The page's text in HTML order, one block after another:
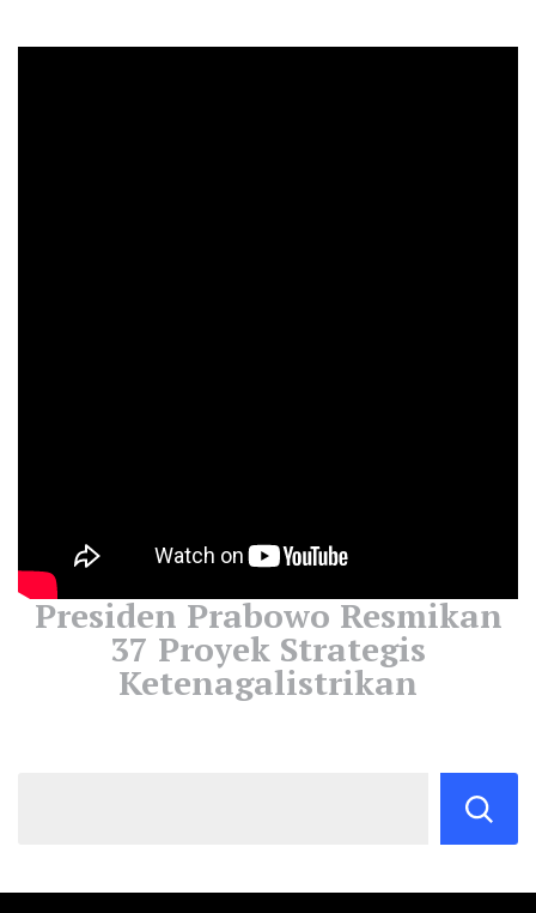
Presiden Prabowo Resmikan
37 Proyek Strategis
Ketenagalistrikan